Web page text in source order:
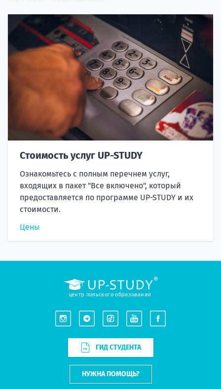
Стоимость услуг UP-STUDY
Ознакомьтесь с полным перечнем услуг,
входящих в пакет "Все включено", который
предоставляется по программе UP-STUDY и их
стоимости.
Цены
центр польского образования
ГИД СТУДЕНТА
НУЖНА ПОМОЩЬ?